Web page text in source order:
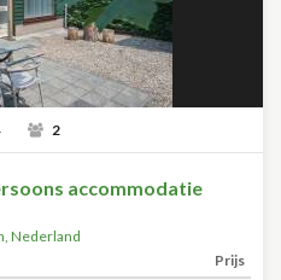
2
accommodatie
, Nederland
Prijs